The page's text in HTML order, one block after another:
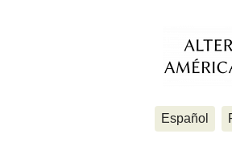
Español